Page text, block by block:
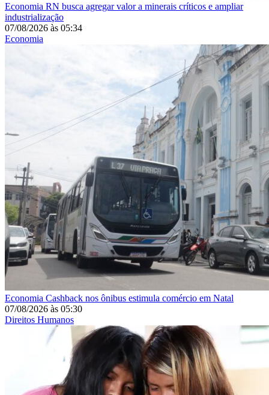
Economia RN busca agregar valor a minerais críticos e ampliar
industrialização
07/08/2026 às 05:34
Economia
Economia Cashback nos ônibus estimula comércio em Natal
07/08/2026 às 05:30
Direitos Humanos